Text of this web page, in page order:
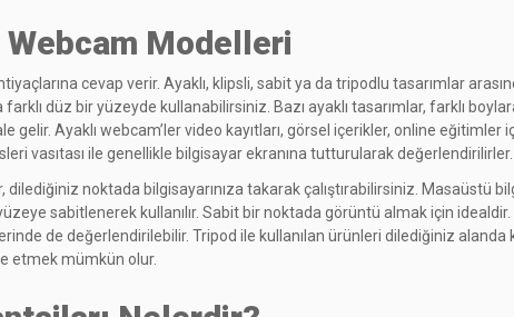
Webcam Modelleri
cevap verir. Ayaklı, klipsli, sabit ya da tripodlu tasarımlar
düz bir yüzeyde kullanabilirsiniz. Bazı ayaklı tasarımlar, farklı
Ayaklı webcam’ler video kayıtları, görsel içerikler, online
vasıtası ile genellikle bilgisayar ekranına tutturularak değerlendirilirler.
noktada bilgisayarınıza takarak çalıştırabilirsiniz. Masaüstü
sabitlenerek kullanılır. Sabit bir noktada görüntü almak için
de değerlendirilebilir. Tripod ile kullanılan ürünleri dilediğiniz alanda
etmek mümkün olur.